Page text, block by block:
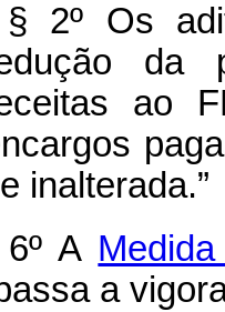
§ 2º Os
da
ao
inalterada.”
A
a